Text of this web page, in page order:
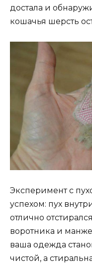
достала и
кошачья шерсть
Эксперимент с
успехом: пух
отлично
воротника и
ваша одежда
чистой, а